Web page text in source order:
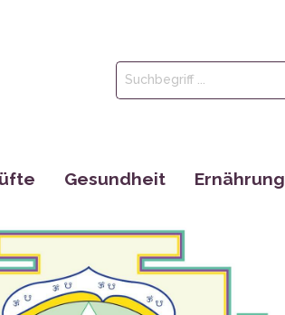
Gesundheit Ernährung
Dr. Jacob´s
Maharishi Ayurveda
Kaffee